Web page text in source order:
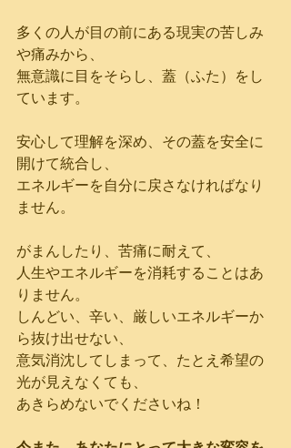
多くの人が目の前にある現実の苦しみ
や痛みから、
無意識に目をそらし、蓋（ふた）をし
ています。
安心して理解を深め、その蓋を安全に
開けて統合し、
エネルギーを自分に戻さなければなり
ません。
がまんしたり、苦痛に耐えて、
人生やエネルギーを消耗することはあ
りません。
しんどい、辛い、厳しいエネルギーか
ら抜け出せない、
意気消沈してしまって、たとえ希望の
光が見えなくても、
あきらめないでくださいね！